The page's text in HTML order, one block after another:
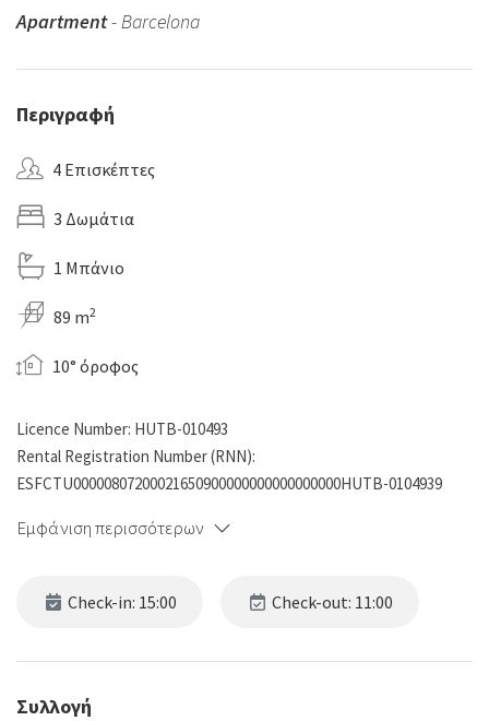
Apartment- Barcelona
Περιγραφή
4 Επισκέπτες
3 Δωμάτια
1 Μπάνιο
89 m2
10° όροφος
Licence Number: HUTB-010493
Rental Registration Number (RNN):
ESFCTU00000807200021650900000000000000000HUTB-0104939
Εμφάνιση περισσότερων
Check-in: 15:00 Check-out: 11:00
Συλλογή